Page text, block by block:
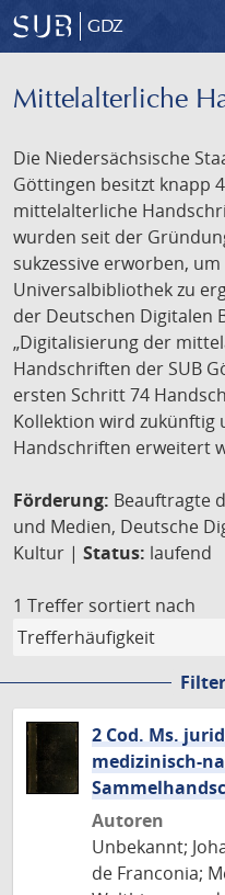
GDZ
Mittelalterliche
Die Niedersächsische
Göttingen besitzt knapp
mittelalterliche
wurden seit der
sukzessive erworben,
Universalbibliothek zu
der Deutschen Digitalen
„Digitalisierung der
Handschriften der SUB
ersten Schritt 74
Kollektion wird
Handschriften erweitert
Förderung: Beauftragte
und Medien, Deutsche
Kultur | Status: laufend
1 Treffer sortiert nach
2 Cod. Ms.
medizinisch-
Autoren
Unbekannt;
de Franconia;